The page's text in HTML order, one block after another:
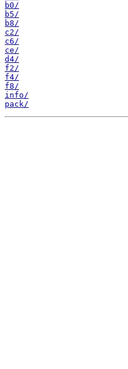
b0/
b5/
b8/
c2/
c6/
ce/
d4/
f2/
f4/
f8/
info/
pack/